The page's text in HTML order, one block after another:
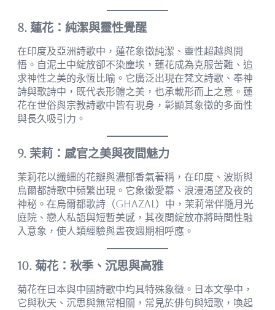
8. 蓮花：純潔與靈性覺醒
在印度及亞洲詩歌中，蓮花象徵純潔、靈性超越與開
悟。自泥土中綻放卻不染塵埃，蓮花成為克服苦難、追
求神性之美的永恆比喻。它廣泛出現在梵文詩歌、奉神
詩與歌詩中，既代表形體之美，也承載形而上之意。蓮
花在世俗與宗教詩歌中皆有現身，彰顯其象徵的多面性
與長久吸引力。
9. 茉莉：感官之美與夜間魅力
茉莉花以纖細的花瓣與濃郁香氣著稱，在印度、波斯與
烏爾都詩歌中頻繁出現。它象徵愛慕、浪漫渴望及夜的
神秘。在烏爾都歌詩（Ghazal）中，茉莉常伴隨月光
庭院、戀人私語與短暫美感，其夜間綻放亦將時間性融
入意象，使人類經驗與晝夜週期相呼應。
10. 菊花：秋季、沉思與高雅
菊花在日本與中國詩歌中均具特殊象徵。日本文學中，
它與秋天、沉思與無常相關，常見於俳句與短歌，喚起